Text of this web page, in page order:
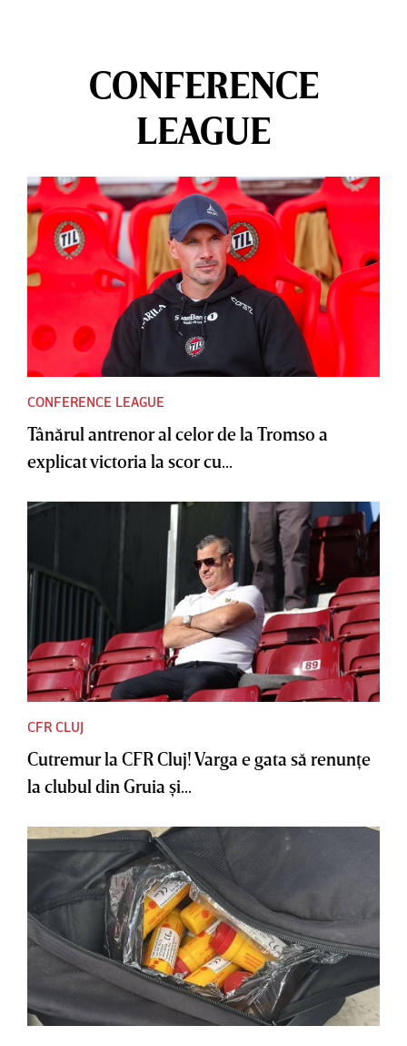
CONFERENCE
LEAGUE
CONFERENCE LEAGUE
Tânărul antrenor al celor de la Tromso a
explicat victoria la scor cu...
CFR CLUJ
Cutremur la CFR Cluj! Varga e gata să renunţe
la clubul din Gruia şi...